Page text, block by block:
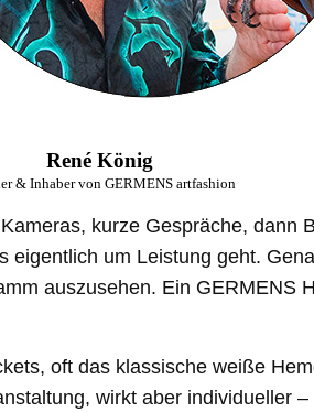
René König
& Inhaber von GERMENS artfashion
kurze Gespräche, dann
eigentlich um Leistung geht.
auszusehen. Ein GERMENS
oft das klassische weiße
wirkt aber individueller